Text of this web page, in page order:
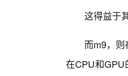
这得益于
而m9，
在CPU和